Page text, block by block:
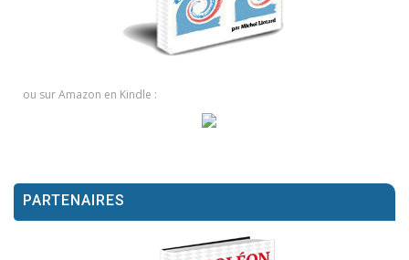
ou sur Amazon en Kindle :
PARTENAIRES